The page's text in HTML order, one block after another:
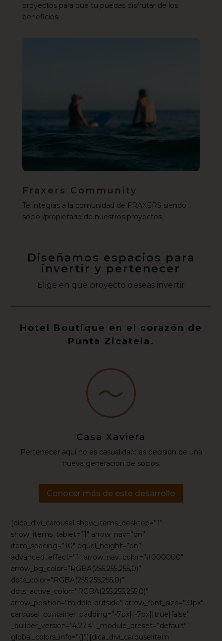
proyectos para que tu puedas disfrutar de los
beneficios.
Fraxers Community
Te integras a la comunidad de FRAXERS siendo
socio-/propietario de nuestros proyectos.
Diseñamos espacios para
invertir y pertenecer
Elige en que proyecto deseas invertir
Hotel Boutique en el corazón de
Punta Zicatela.
Casa Xaviera
Pertenecer aquí no es casualidad: es decisión de una
nueva generación de socios.
Conocer más de este desarrollo
[dica_divi_carousel show_items_desktop=”1″
show_items_tablet=”1″ arrow_nav=”on”
item_spacing=”10″ equal_height=”on”
advanced_effect=”1″ arrow_nav_color=”#000000″
arrow_bg_color=”RGBA(255,255,255,0)”
dots_color=”RGBA(255,255,255,0)”
dots_active_color=”RGBA(255,255,255,0)”
arrow_position=”middle-outside” arrow_font_size=”31px”
carousel_container_padding=”-7px||-7px||true|false”
_builder_version=”4.27.4″ _module_preset=”default”
global_colors_info=”{}”][dica_divi_carouselitem